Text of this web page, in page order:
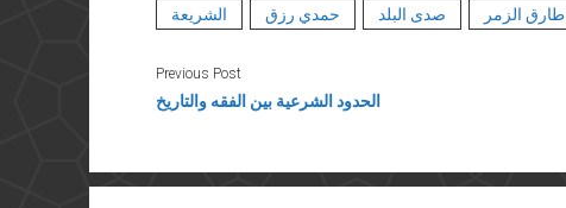
الشريعة حمدي رزق صدى البلد طارق الزمر
Previous Post
الحدود الشرعية بين الفقه والتاريخ